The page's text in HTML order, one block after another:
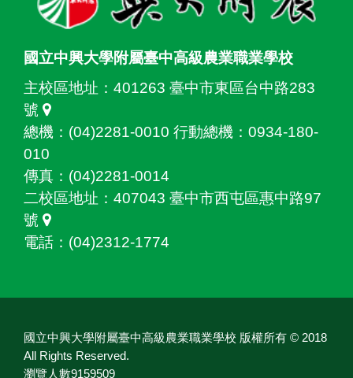
國立中興大學附屬臺中高級農業職業學校
主校區地址： 401263 臺中市東區台中路283
號
總機：(04)2281-0010 行動總機：0934-180-
010
傳真：(04)2281-0014
二校區地址： 407043 臺中市西屯區惠中路97
號
電話：(04)2312-1774
國立中興大學附屬臺中高級農業職業學校 版權所有 © 2018
All Rights Reserved.
瀏覽人數9159509